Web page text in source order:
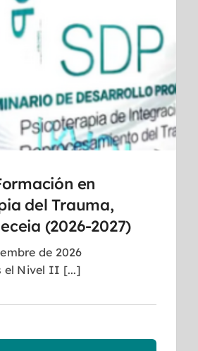
en
del Trauma,
(2026-2027)
de 2026
comenzamos el Nivel II [...]